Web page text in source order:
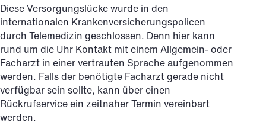
Diese Versorgungslücke wurde in den
internationalen Krankenversicherungspolicen
durch Telemedizin geschlossen. Denn hier kann
rund um die Uhr Kontakt mit einem Allgemein- oder
Facharzt in einer vertrauten Sprache aufgenommen
werden. Falls der benötigte Facharzt gerade nicht
verfügbar sein sollte, kann über einen
Rückrufservice ein zeitnaher Termin vereinbart
werden.